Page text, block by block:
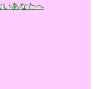
いあなたへ